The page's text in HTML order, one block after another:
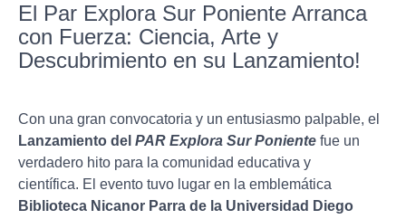
El Par Explora Sur Poniente Arranca
con Fuerza: Ciencia, Arte y
Descubrimiento en su Lanzamiento!
Con una gran convocatoria y un entusiasmo palpable, el
Lanzamiento del PAR Explora Sur Poniente fue un
verdadero hito para la comunidad educativa y
científica. El evento tuvo lugar en la emblemática
Biblioteca Nicanor Parra de la Universidad Diego